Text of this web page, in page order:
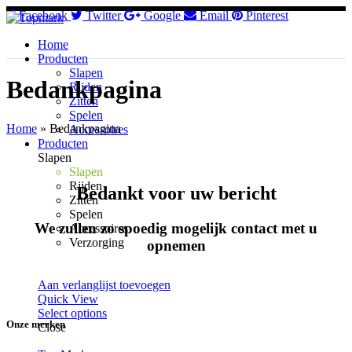
Facebook Twitter Google Email Pinterest
Home
Producten
Slapen
Rijden
Zitten
Spelen
Accessoires
Producten
Slapen
Slapen
Rijden
Zitten
Spelen
Accessoires
Verzorging
Aan verlanglijst toevoegen
Quick View
Select options
Close
Bedankpagina
Home » Bedankpagina
Bedankt voor uw bericht
We zullen zo spoedig mogelijk contact met u
opnemen
Onze merken